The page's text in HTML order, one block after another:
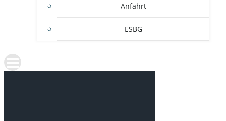
Anfahrt
ESBG